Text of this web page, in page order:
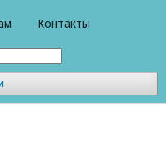
Контакты